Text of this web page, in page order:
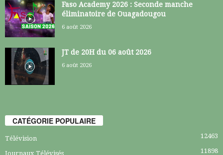
Faso Academy 2026 : Seconde manche
éliminatoire de Ouagadougou
6 août 2026
JT de 20H du 06 août 2026
6 août 2026
CATÉGORIE POPULAIRE
Télévision 12463
Journaux Télévisés 11898